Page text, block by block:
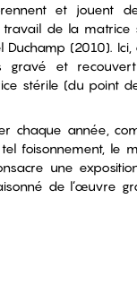
et jouent
travail de la matrice
(2010). Ici,
et recouvert
stérile (du point
chaque année,
foisonnement, le
une
de l’œuvre